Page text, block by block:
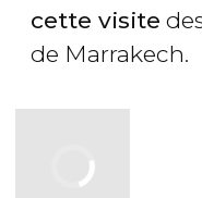
cette visite
de Marrakech.